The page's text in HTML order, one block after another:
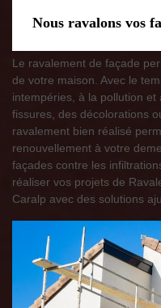
Nous ravalons vos
Le ravalement de façade
de votre maison. Avec le
intempéries, à la pollution et
fissures, des décolorations
ravalement bien réalisé
renouvellement à votre
façades contre les
réaliser vos projets de
Caralp avec des solutions